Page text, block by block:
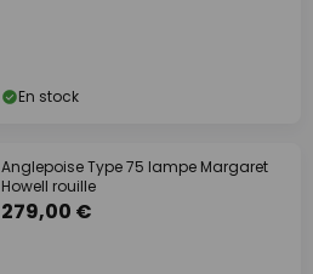
En stock
Anglepoise Type 75 lampe Margaret
Howell rouille
279,00 €